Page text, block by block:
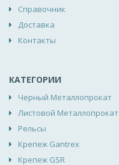
Справочник
Доставка
Контакты
КАТЕГОРИИ
Черный Металлопрокат
Листовой Металлопрокат
Рельсы
Крепеж Gantrex
Крепеж GSR